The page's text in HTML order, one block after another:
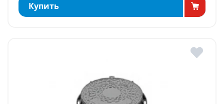
Купить